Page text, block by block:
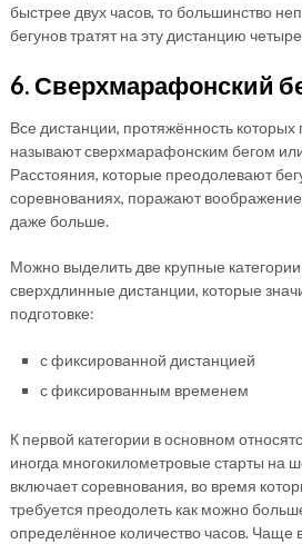
быстрее двух часов, то большинство
бегунов тратят на эту дистанцию
6. Сверхмарафонский
Все дистанции, протяжённость
называют сверхмарафонским бегом
Расстояния, которые преодолевают
соревнованиях, поражают
даже больше.
Можно выделить две крупные категории
сверхдлинные дистанции, которые
подготовке:
с фиксированной дистанцией
с фиксированным временем
К первой категории в основном
иногда многокилометровые старты на
включает соревнования, во время
требуется преодолеть как можно
определённое количество часов. Чаще